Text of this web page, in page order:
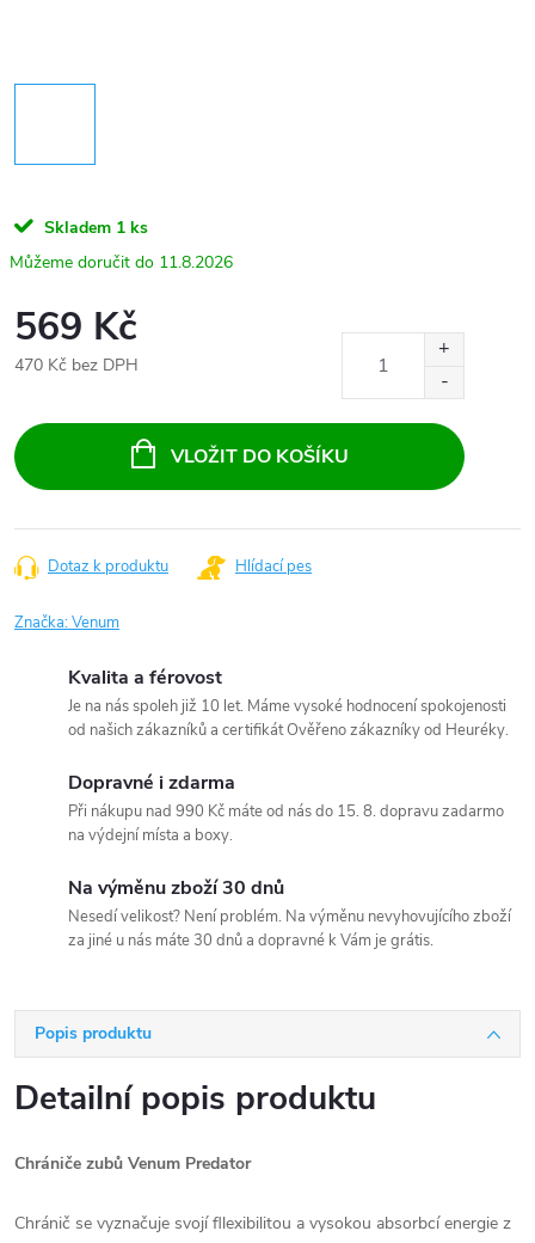
Skladem 1 ks
11.8.2026
569 Kč
470 Kč bez DPH
cena:
VLOŽIT DO KOŠÍKU
Dotaz k produktu Hlídací pes
Značka:Venum
Kvalita a férovost
Je na nás spoleh již 10 let. Máme vysoké hodnocení spokojenosti
od našich zákazníků a certifikát Ověřeno zákazníky od Heuréky.
Dopravné i zdarma
Při nákupu nad 990 Kč máte od nás do 15. 8. dopravu zadarmo
na výdejní místa a boxy.
Na výměnu zboží 30 dnů
Nesedí velikost? Není problém. Na výměnu nevyhovujícího zboží
za jiné u nás máte 30 dnů a dopravné k Vám je grátis.
Popis produktu
Detailní popis produktu
Chrániče zubů Venum Predator
Chránič se vyznačuje svojí fllexibilitou a vysokou absorbcí energie z